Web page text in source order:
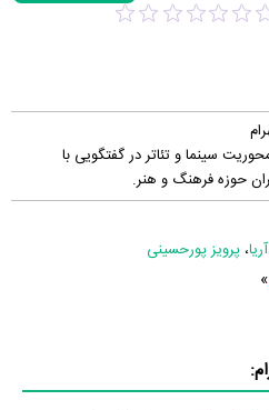
سینما و تئاتر در گفتگویی با
حوزه فرهنگ و هنر.
، پرویز پورحسینی
»